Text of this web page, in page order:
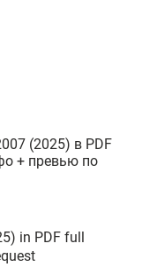
(2025) в PDF
+ превью по
in PDF full